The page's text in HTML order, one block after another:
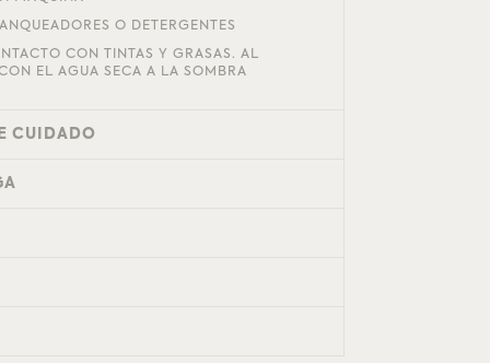
O DETERGENTES
CON TINTAS Y GRASAS. AL
EL AGUA SECA A LA SOMBRA
CUIDADO